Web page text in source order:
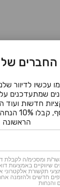
אזל
לי כאשר
מעוצב כגיימרית.
החברים של
עכשיו לדיוור
שמתעדכנים
חדשות ועוד
בנוסף,
הראשונה
ת ומסכימ/ה לקבלת
תקשורת
חדשים ולהזמנה
והנחות